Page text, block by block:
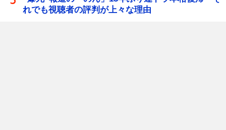
れでも視聴者の評判が上々な理由